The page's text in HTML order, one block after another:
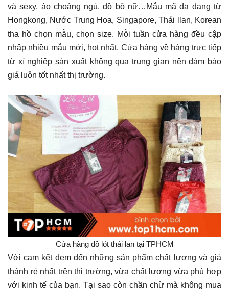
và sexy, áo choàng ngủ, đồ bộ nữ…Mẫu mã đa dạng từ
Hongkong, Nước Trung Hoa, Singapore, Thái llan, Korean
tha hồ chọn mẫu, chọn size. Mỗi tuần cửa hàng đều cập
nhập nhiều mẫu mới, hot nhất. Cửa hàng về hàng trực tiếp
từ xí nghiệp sản xuất không qua trung gian nên đảm bảo
giá luôn tốt nhất thị trường.
Cửa hàng đồ lót thái lan tại TPHCM
Với cam kết đem đến những sản phẩm chất lượng và giá
thành rẻ nhất trên thị trường, vừa chất lượng vừa phù hợp
với kinh tế của bạn. Tại sao còn chần chừ mà không mua